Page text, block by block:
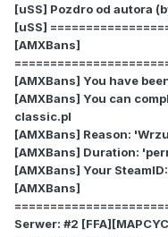
[uSS] Pozdro od autora
[uSS]
[AMXBans]
[AMXBans] You have
[AMXBans] You can
classic.pl
[AMXBans] Reason:
[AMXBans] Duration:
[AMXBans] Your
[AMXBans]
Serwer: #2